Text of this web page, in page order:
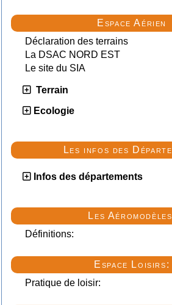
Espace Aérien
Déclaration des terrains
La DSAC NORD EST
Le site du SIA
Terrain
Ecologie
Les infos des
Infos des départements
Les
Définitions:
Espace Loisirs:
Pratique de loisir: